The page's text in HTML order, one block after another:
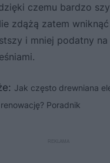
czemu bardzo
zdążą zatem
i mniej podatny
Jak często drewniana
Poradnik